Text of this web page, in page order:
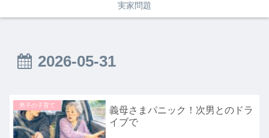
実家問題
2026-05-31
男子の子育て
義母さまパニック！次男とのドラ
イブで